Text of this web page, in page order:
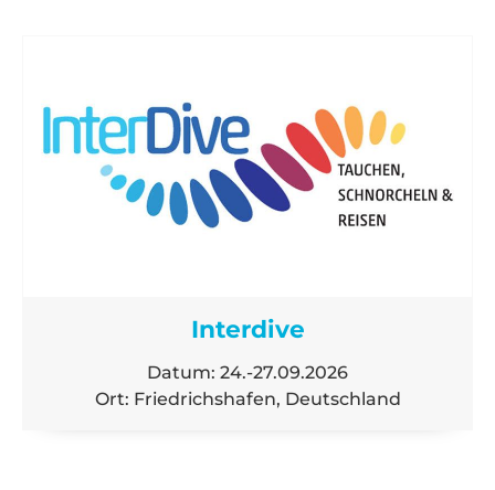
Interdive
Datum: 24.-27.09.2026
Ort: Friedrichshafen, Deutschland